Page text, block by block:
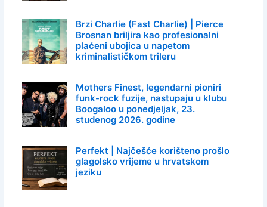
Brzi Charlie (Fast Charlie) | Pierce
Brosnan briljira kao profesionalni
plaćeni ubojica u napetom
kriminalističkom trileru
Mothers Finest, legendarni pioniri
funk-rock fuzije, nastupaju u klubu
Boogaloo u ponedjeljak, 23.
studenog 2026. godine
Perfekt | Najčešće korišteno prošlo
glagolsko vrijeme u hrvatskom
jeziku